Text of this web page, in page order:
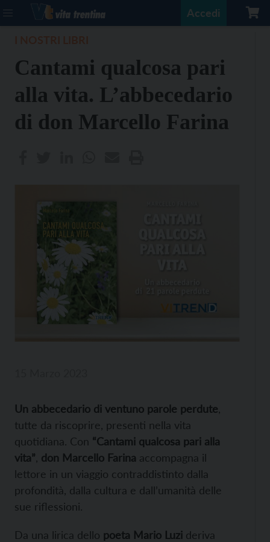
Accedi
Cantami qualcosa pari
alla vita. L’abbecedario
di don Marcello Farina
Un abbecedario di ventuno parole perdute
tutte da riscoprire, presenti nella vita
quotidiana. Con “Cantami qualcosa pari alla
vita” don Marcello Farina accompagna il
lettore in un viaggio contraddistinto dalla
profondità, dalla cultura e dall’umanità delle
sue riflessioni.
Da una lirica dello poeta Mario Luzi deriva